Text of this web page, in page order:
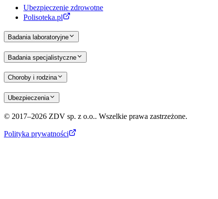
Ubezpieczenie zdrowotne
Polisoteka.pl
Badania laboratoryjne
Badania specjalistyczne
Choroby i rodzina
Ubezpieczenia
© 2017–2026 ZDV sp. z o.o.. Wszelkie prawa zastrzeżone.
Polityka prywatności